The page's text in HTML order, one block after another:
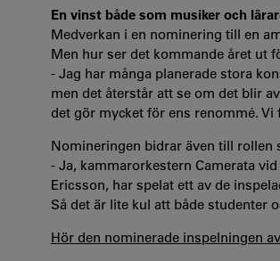
En vinst både som musiker och
Medverkan i en nominering till en
Men hur ser det kommande året ut
- Jag har många planerade stora
men det återstår att se om det blir
det gör mycket för ens renommé. Vi
Nomineringen bidrar även till rollen
- Ja, kammarorkestern Camerata
Ericsson, har spelat ett av de
Så det är lite kul att både studenter
Hör den nominerade inspelningen